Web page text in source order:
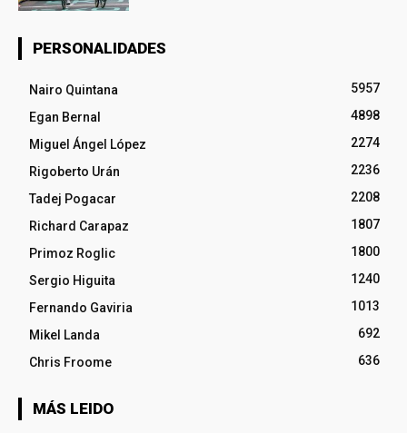
PERSONALIDADES
Nairo Quintana
5957
Egan Bernal
4898
Miguel Ángel López
2274
Rigoberto Urán
2236
Tadej Pogacar
2208
Richard Carapaz
1807
Primoz Roglic
1800
Sergio Higuita
1240
Fernando Gaviria
1013
Mikel Landa
692
Chris Froome
636
MÁS LEIDO